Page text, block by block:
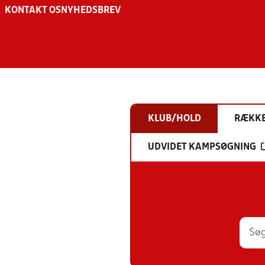
KONTAKT OS NYHEDSBREV
KLUB/HOLD
UDVIDET KAMPSØGNING